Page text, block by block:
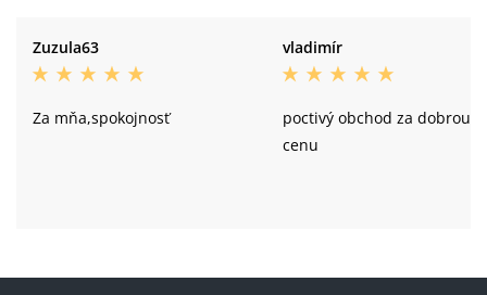
Zuzula63
Za mňa,spokojnosť
vladimír
poctivý obchod za dobrou
cenu